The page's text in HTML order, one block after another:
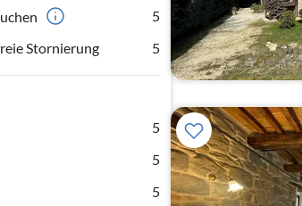
5
Stornierung
5
5
5
5